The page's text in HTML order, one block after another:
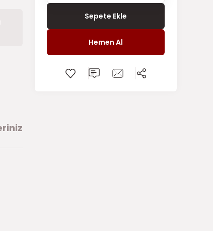
Sepete Ekle
Hemen Al